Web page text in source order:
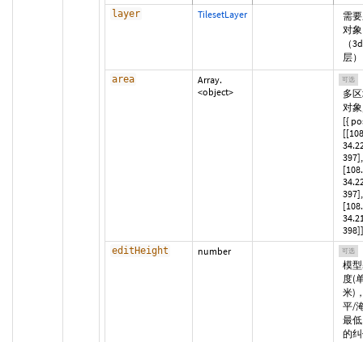
layer TilesetLayer
需
对象
（
层）
area
Array.
<object>
可选
多
对
[{
397],
397],
editHeight number 可选
模
度(
米)
平/
最
的